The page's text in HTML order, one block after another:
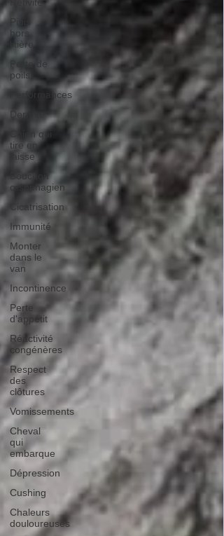
Pipis
hors
litière
Perte de
poils
Performances
Dermite
Chien qui
tire en
laisse
Bouchon
œsophagien
Cicatrisation
Immunité
Monter
dans le
van
Incontinence
Perte
d'appétit
Réactivité
congénères
Respect
des
clôtures
Vomissements
Cheval
qui
embarque
Dépression
Cushing
Chaleurs
douloureuses